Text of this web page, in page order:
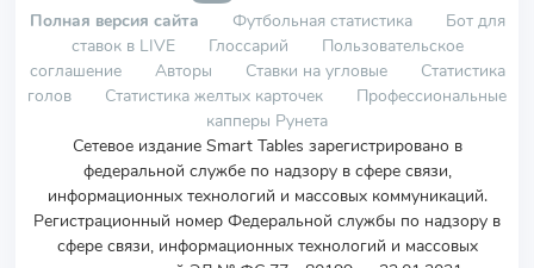
Полная версия сайта Футбольная статистика
Бот для
ставок в LIVE
Глоссарий
Пользовательское
соглашение
Авторы Ставки на угловые
Статистика
голов
Статистика желтых карточек
Профессиональные
капперы Рунета
Сетевое издание Smart Tables зарегистрировано в
федеральной службе по надзору в сфере связи,
информационных технологий и массовых коммуникаций.
Регистрационный номер Федеральной службы по надзору в
сфере связи, информационных технологий и массовых